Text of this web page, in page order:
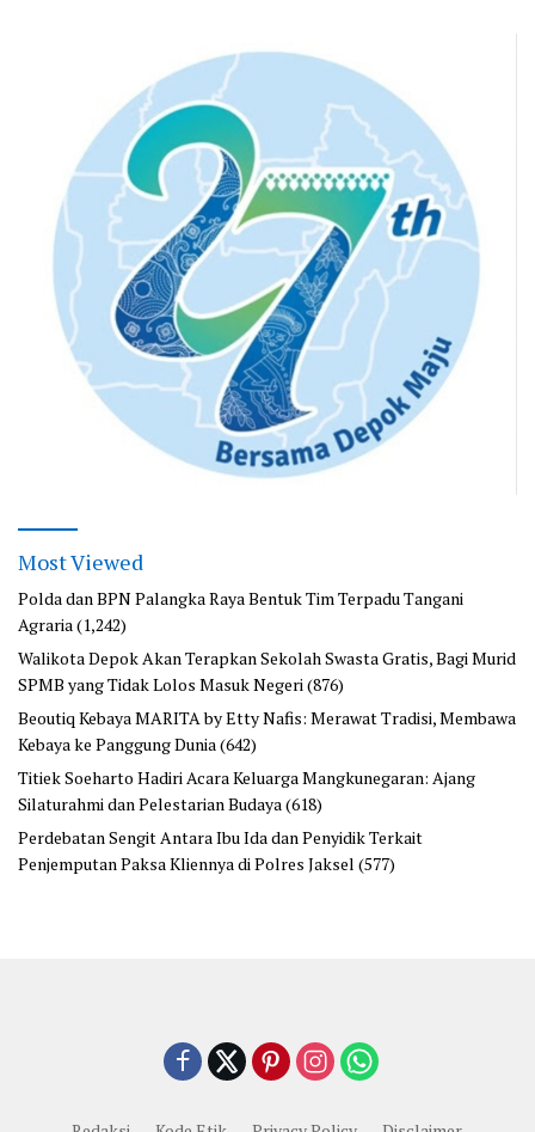
Most Viewed
Polda dan BPN Palangka Raya Bentuk Tim Terpadu Tangani
Agraria(1,242)
Walikota Depok Akan Terapkan Sekolah Swasta Gratis, Bagi Murid
SPMB yang Tidak Lolos Masuk Negeri(876)
Beoutiq Kebaya MARITA by Etty Nafis: Merawat Tradisi, Membawa
Kebaya ke Panggung Dunia(642)
Titiek Soeharto Hadiri Acara Keluarga Mangkunegaran: Ajang
Silaturahmi dan Pelestarian Budaya(618)
Perdebatan Sengit Antara Ibu Ida dan Penyidik Terkait
Penjemputan Paksa Kliennya di Polres Jaksel (577)